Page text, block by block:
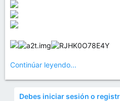
Continúar leyendo...
Debes iniciar sesión o